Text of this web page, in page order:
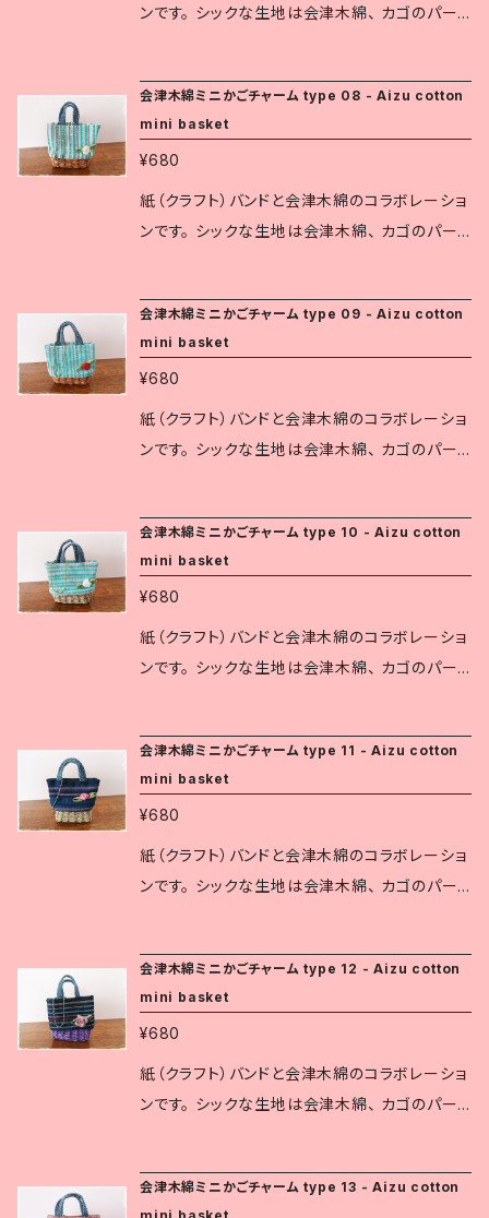
統工芸品です。 紺地に白い縞を織りなすものが
す。 白虎隊も会津木綿の着物を着ていたと伝え
られています。
ンです。 シックな生地は会津木綿、 カゴのパー
色々なシーンでさりげなく個性を主張します。 道
の駅や観光地の土産店では人気の商品です。 お
およそのサイズ： 縦8㎝(グリップも含む) × 横6
㎝ × 奥行1.5～2㎝ ※会津木綿は福島県指定伝
統工芸品です。 紺地に白い縞を織りなすものが
す。 白虎隊も会津木綿の着物を着ていたと伝え
られています。
会津木綿ミニかごチャーム type 08 - Aizu cotton
mini basket
¥680
紙（クラフト）バンドと会津木綿のコラボレーショ
ンです。 シックな生地は会津木綿、 カゴのパー
色々なシーンでさりげなく個性を主張します。 道
の駅や観光地の土産店では人気の商品です。 お
およそのサイズ： 縦8㎝(グリップも含む) × 横6
㎝ × 奥行1.5～2㎝ ※会津木綿は福島県指定伝
統工芸品です。 紺地に白い縞を織りなすものが
す。 白虎隊も会津木綿の着物を着ていたと伝え
られています。
会津木綿ミニかごチャーム type 09 - Aizu cotton
mini basket
¥680
紙（クラフト）バンドと会津木綿のコラボレーショ
ンです。 シックな生地は会津木綿、 カゴのパー
色々なシーンでさりげなく個性を主張します。 道
の駅や観光地の土産店では人気の商品です。 お
およそのサイズ： 縦8㎝(グリップも含む) × 横6
㎝ × 奥行1.5～2㎝ ※会津木綿は福島県指定伝
統工芸品です。 紺地に白い縞を織りなすものが
す。 白虎隊も会津木綿の着物を着ていたと伝え
られています。
会津木綿ミニかごチャーム type 10 - Aizu cotton
mini basket
¥680
紙（クラフト）バンドと会津木綿のコラボレーショ
ンです。 シックな生地は会津木綿、 カゴのパー
色々なシーンでさりげなく個性を主張します。 道
の駅や観光地の土産店では人気の商品です。 お
およそのサイズ： 縦8㎝(グリップも含む) × 横6
㎝ × 奥行1.5～2㎝ ※会津木綿は福島県指定伝
統工芸品です。 紺地に白い縞を織りなすものが
す。 白虎隊も会津木綿の着物を着ていたと伝え
られています。
会津木綿ミニかごチャーム type 11 - Aizu cotton
mini basket
¥680
紙（クラフト）バンドと会津木綿のコラボレーショ
ンです。 シックな生地は会津木綿、 カゴのパー
色々なシーンでさりげなく個性を主張します。 道
の駅や観光地の土産店では人気の商品です。 お
およそのサイズ： 縦8㎝(グリップも含む) × 横6
㎝ × 奥行1.5～2㎝ ※会津木綿は福島県指定伝
統工芸品です。 紺地に白い縞を織りなすものが
す。 白虎隊も会津木綿の着物を着ていたと伝え
会津木綿ミニかごチャーム type 12 - Aizu cotton
mini basket
¥680
紙（クラフト）バンドと会津木綿のコラボレーショ
ンです。 シックな生地は会津木綿、 カゴのパー
色々なシーンでさりげなく個性を主張します。 道
会津木綿ミニかごチャーム type 13 - Aizu cotton